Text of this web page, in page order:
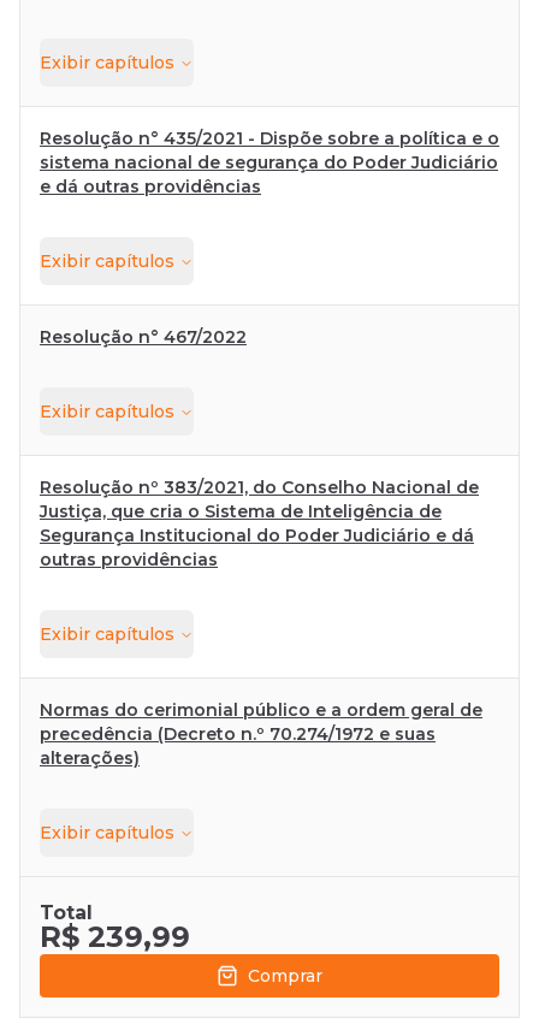
Exibir capítulos
Resolução n° 435/2021 - Dispõe sobre a política e o
sistema nacional de segurança do Poder Judiciário
e dá outras providências
Exibir capítulos
Resolução n° 467/2022
Exibir capítulos
Resolução nº 383/2021, do Conselho Nacional de
Justiça, que cria o Sistema de Inteligência de
Segurança Institucional do Poder Judiciário e dá
outras providências
Exibir capítulos
Normas do cerimonial público e a ordem geral de
precedência (Decreto n.º 70.274/1972 e suas
alterações)
Exibir capítulos
Total
R$ 239,99
Comprar